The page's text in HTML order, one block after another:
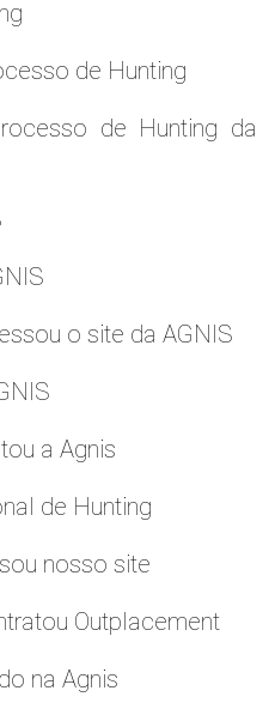
de Hunting
de Hunting da
o site da AGNIS
a Agnis
de Hunting
nosso site
Outplacement
na Agnis